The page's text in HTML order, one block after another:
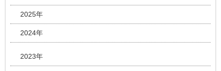
2025年
2024年
2023年